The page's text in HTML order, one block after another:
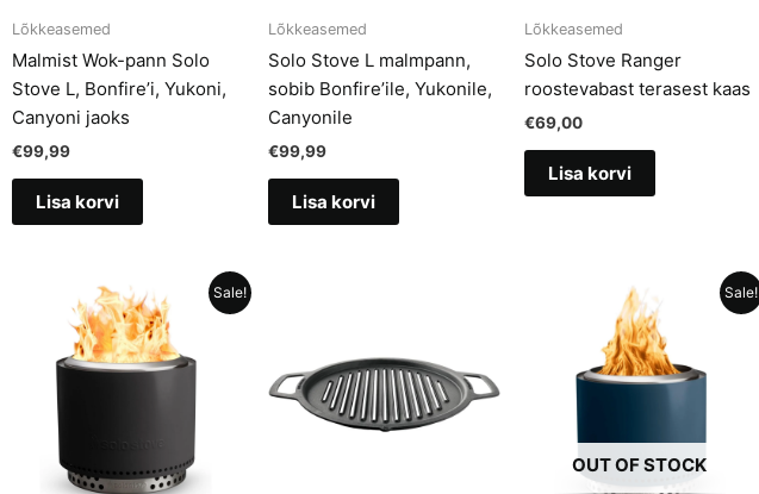
Lõkkeasemed
Malmist Wok-pann Solo
Stove L, Bonfire’i, Yukoni,
Canyoni jaoks
€99,99
Lisa korvi
Lõkkeasemed
Solo Stove L malmpann,
sobib Bonfire’ile, Yukonile,
Canyonile
€99,99
Lisa korvi
Lõkkeasemed
Solo Stove Ranger
roostevabast terasest kaas
€69,00
Lisa korvi
Sale! Sale!
OUT OF STOCK